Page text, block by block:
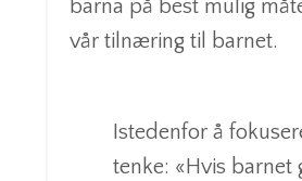
barna på best mulig
vår tilnæring til barnet.
Istedenfor å
tenke: «Hvis barnet